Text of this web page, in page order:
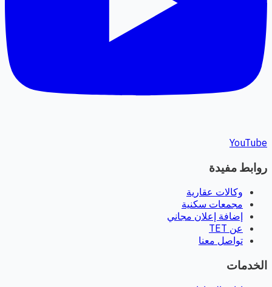
YouTube
روابط مفيدة
وكالات عقارية
مجمعات سكنية
إضافة إعلان مجاني
عن TET
تواصل معنا
الخدمات